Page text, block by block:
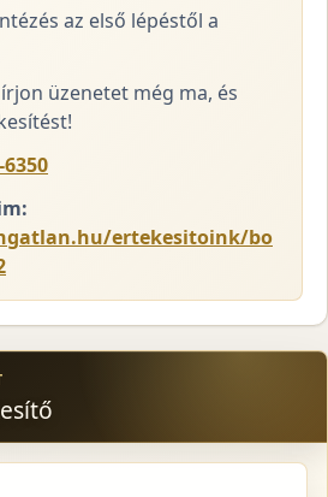
az első lépéstől a
üzenetet még ma, és
6350
ertekesitoink/bo